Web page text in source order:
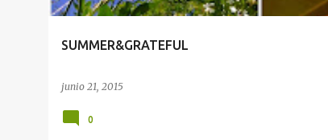
SUMMER&GRATEFUL
junio 21, 2015
0